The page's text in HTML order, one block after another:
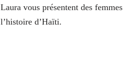
Laura vous présentent des
l’histoire d’Haïti.